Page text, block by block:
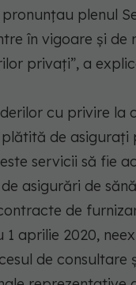
plenul
în vigoare şi
privaţi”, a
cu privire la
de asiguraţi
servicii să fie
asigurări de
de
aprilie 2020,
de consultare